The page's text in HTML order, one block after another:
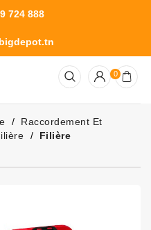
724 888
0
Raccordement Et
Filière